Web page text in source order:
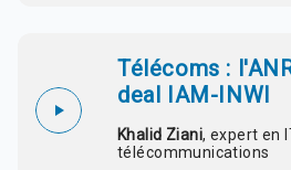
Télécoms :
deal IAM-INWI
Khalid Ziani, expert en
télécommunications